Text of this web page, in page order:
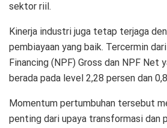
sektor riil.
Kinerja industri juga tetap terjaga
pembiayaan yang baik. Tercermin
Financing (NPF) Gross dan NPF Net
berada pada level 2,28 persen dan
Momentum pertumbuhan tersebut
penting dari upaya transformasi dan